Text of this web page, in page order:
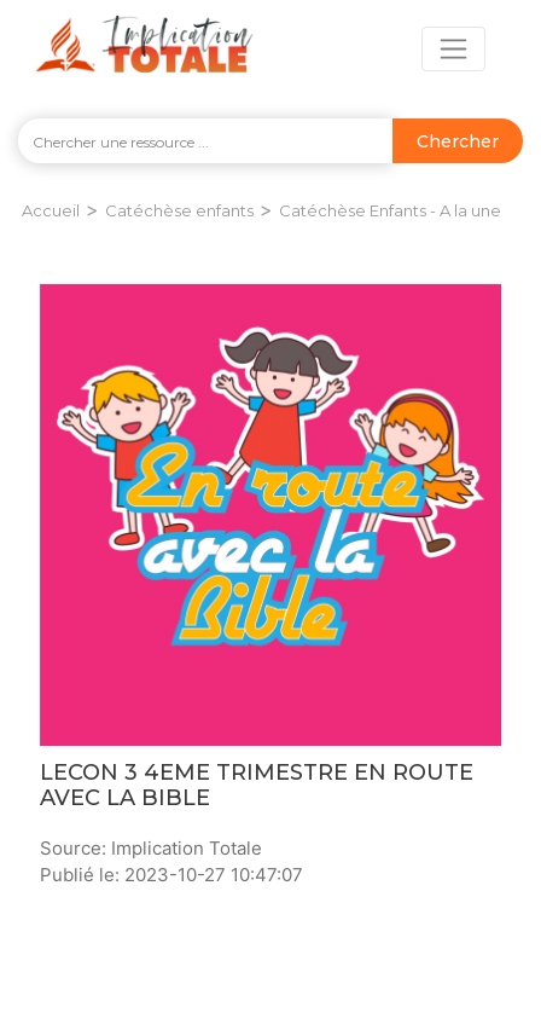
Chercher
Accueil > Catéchèse enfants > Catéchèse Enfants - A la une
LECON 3 4EME TRIMESTRE EN ROUTE
AVEC LA BIBLE
Source: Implication Totale
Publié le: 2023-10-27 10:47:07